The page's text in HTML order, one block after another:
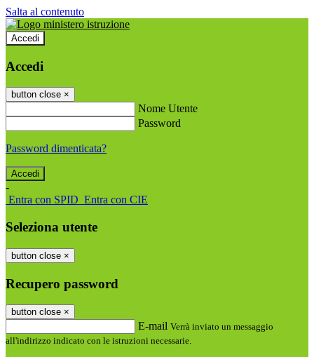
Salta al contenuto
Accedi
Accedi
button close ×
Nome Utente
Password
Password dimenticata?
-
Entra con SPID Entra con CIE
Seleziona utente
button close ×
Recupero password
button close ×
E-mail Verrà inviato un messaggio
all'indirizzo indicato con le istruzioni necessarie.